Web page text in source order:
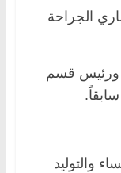
الجراحة
ورئيس قسم
والتوليد